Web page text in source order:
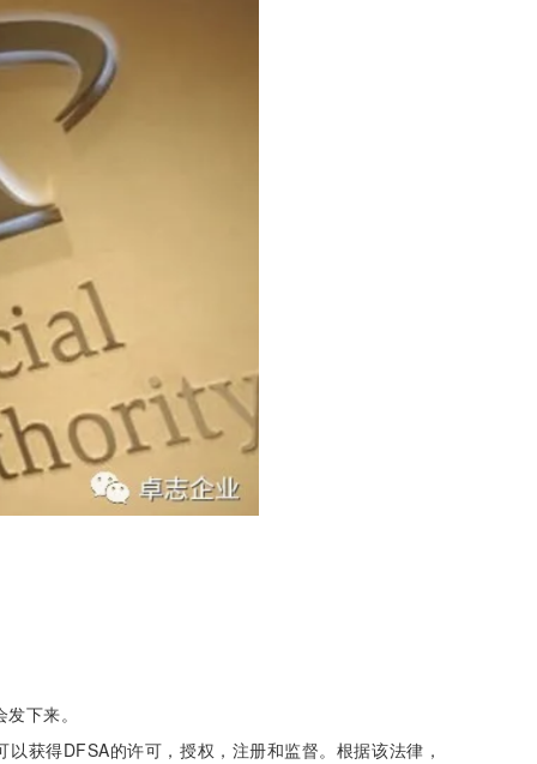
下来。
获得DFSA的许可，授权，注册和监督。根据该法律，